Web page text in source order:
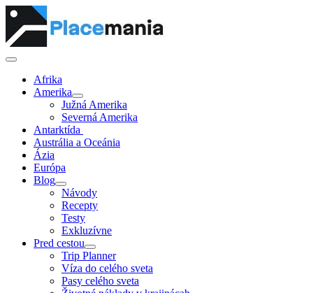
Afrika
Amerika
Južná Amerika
Severná Amerika
Antarktída
Austrália a Oceánia
Ázia
Európa
Blog
Návody
Recepty
Testy
Exkluzívne
Pred cestou
Trip Planner
Víza do celého sveta
Pasy celého sveta